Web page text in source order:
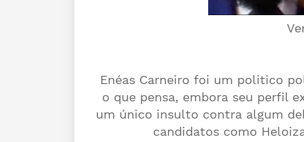
Enéas Carneiro foi um politico
o que pensa, embora seu perfil
um único insulto contra algum
candidatos como